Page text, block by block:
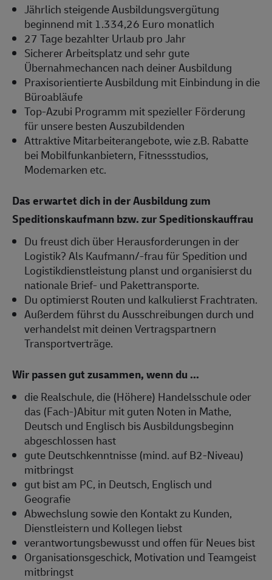
Jährlich steigende Ausbildungsvergütung
beginnend mit 1.334,26 Euro monatlich
27 Tage bezahlter Urlaub pro Jahr
Sicherer Arbeitsplatz und sehr gute
Übernahmechancen nach deiner Ausbildung
Praxisorientierte Ausbildung mit Einbindung in die
Büroabläufe
Top-Azubi Programm mit spezieller Förderung
für unsere besten Auszubildenden
Attraktive Mitarbeiterangebote, wie z.B. Rabatte
bei Mobilfunkanbietern, Fitnessstudios,
Modemarken etc.
Das erwartet dich in der Ausbildung zum
Speditionskaufmann bzw. zur Speditionskauffrau
Du freust dich über Herausforderungen in der
Logistik? Als Kaufmann/-frau für Spedition und
Logistikdienstleistung planst und organisierst du
nationale Brief- und Pakettransporte.
Du optimierst Routen und kalkulierst Frachtraten.
Außerdem führst du Ausschreibungen durch und
verhandelst mit deinen Vertragspartnern
Transportverträge.
Wir passen gut zusammen, wenn du ...
die Realschule, die (Höhere) Handelsschule oder
das (Fach-)Abitur mit guten Noten in Mathe,
Deutsch und Englisch bis Ausbildungsbeginn
abgeschlossen hast
gute Deutschkenntnisse (mind. auf B2-Niveau)
mitbringst
gut bist am PC, in Deutsch, Englisch und
Geografie
Abwechslung sowie den Kontakt zu Kunden,
Dienstleistern und Kollegen liebst
verantwortungsbewusst und offen für Neues bist
Organisationsgeschick, Motivation und Teamgeist
mitbringst